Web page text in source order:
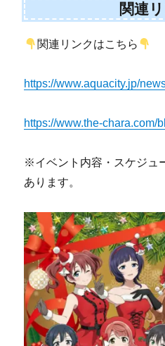
関連
関連リンクはこちら
https://www.aquacity.jp/
https://www.the-chara.com/
※イベント内容・スケジュ
あります。